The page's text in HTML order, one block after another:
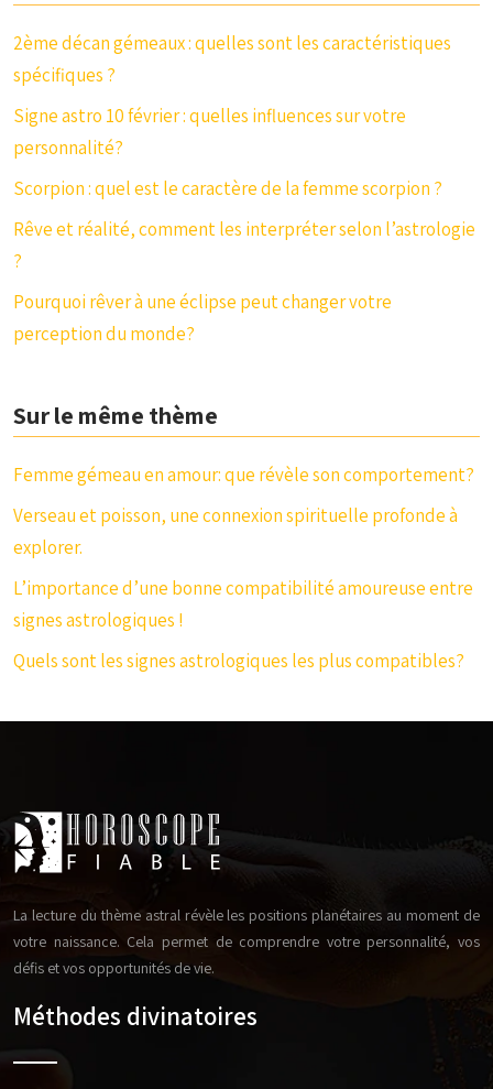
2ème décan gémeaux : quelles sont les caractéristiques
spécifiques ?
Signe astro 10 février : quelles influences sur votre
personnalité?
Scorpion : quel est le caractère de la femme scorpion ?
Rêve et réalité, comment les interpréter selon l’astrologie
?
Pourquoi rêver à une éclipse peut changer votre
perception du monde?
Sur le même thème
Femme gémeau en amour: que révèle son comportement?
Verseau et poisson, une connexion spirituelle profonde à
explorer.
L’importance d’une bonne compatibilité amoureuse entre
signes astrologiques !
Quels sont les signes astrologiques les plus compatibles?
La lecture du thème astral révèle les positions planétaires au moment de
votre naissance. Cela permet de comprendre votre personnalité, vos
défis et vos opportunités de vie.
Méthodes divinatoires